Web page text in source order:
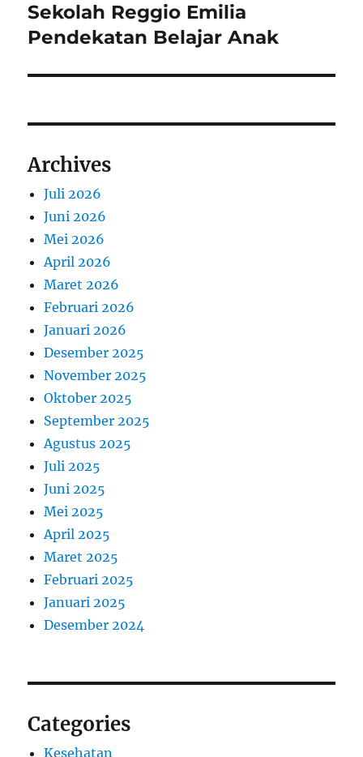
Next
post:
Sekolah Reggio Emilia
Pendekatan Belajar Anak
Archives
Juli 2026
Juni 2026
Mei 2026
April 2026
Maret 2026
Februari 2026
Januari 2026
Desember 2025
November 2025
Oktober 2025
September 2025
Agustus 2025
Juli 2025
Juni 2025
Mei 2025
April 2025
Maret 2025
Februari 2025
Januari 2025
Desember 2024
Categories
Kesehatan